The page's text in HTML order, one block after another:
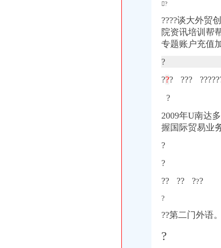
?
????谈大外贸
院资讯培训帮
专题账户充值
?
??? ??? ????
?
2009年U南达
握国际贸易业
?
?
?? ?? ???
?
??第二门外语
?